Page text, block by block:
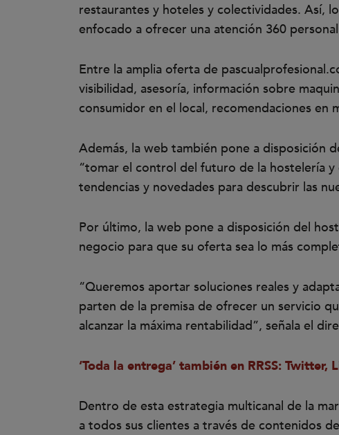
restaurantes y hoteles y colectividades. Así,
enfocado a ofrecer una atención 360
Entre la amplia oferta de
visibilidad, asesoría, información sobre
consumidor en el local, recomendaciones
Además, la web también pone a disposición
“tomar el control del futuro de la hostelería y
tendencias y novedades para descubrir las
Por último, la web pone a disposición del
negocio para que su oferta sea lo más
“Queremos aportar soluciones reales y
parten de la premisa de ofrecer un servicio
alcanzar la máxima rentabilidad”, señala el
‘Toda la entrega’ también en RRSS:
Dentro de esta estrategia multicanal de la
a todos sus clientes a través de contenidos